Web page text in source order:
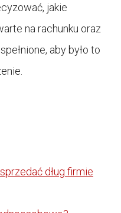
jakie
na rachunku oraz
aby było to
dług firmie